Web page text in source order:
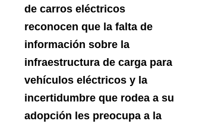
de carros eléctricos
reconocen que la falta de
información sobre la
infraestructura de carga para
vehículos eléctricos y la
incertidumbre que rodea a su
adopción les preocupa a la